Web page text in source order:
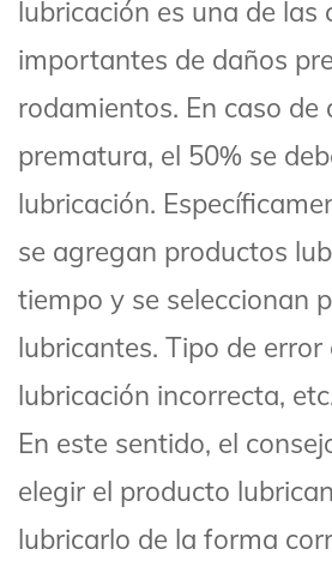
lubricación es una de las
importantes de daños
rodamientos. En caso de
prematura, el 50% se
lubricación.
se agregan productos
tiempo y se seleccionan
lubricantes. Tipo de error
lubricación incorrecta,
En este sentido, el
elegir el producto
lubricarlo de la forma